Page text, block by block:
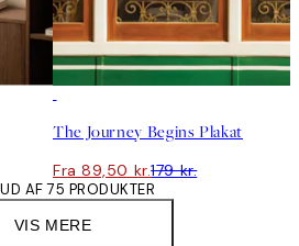
The Journey Begins Plakat
Fra 89,50 kr.179 kr.
VIS MERE
AF 75 PRODUKTER